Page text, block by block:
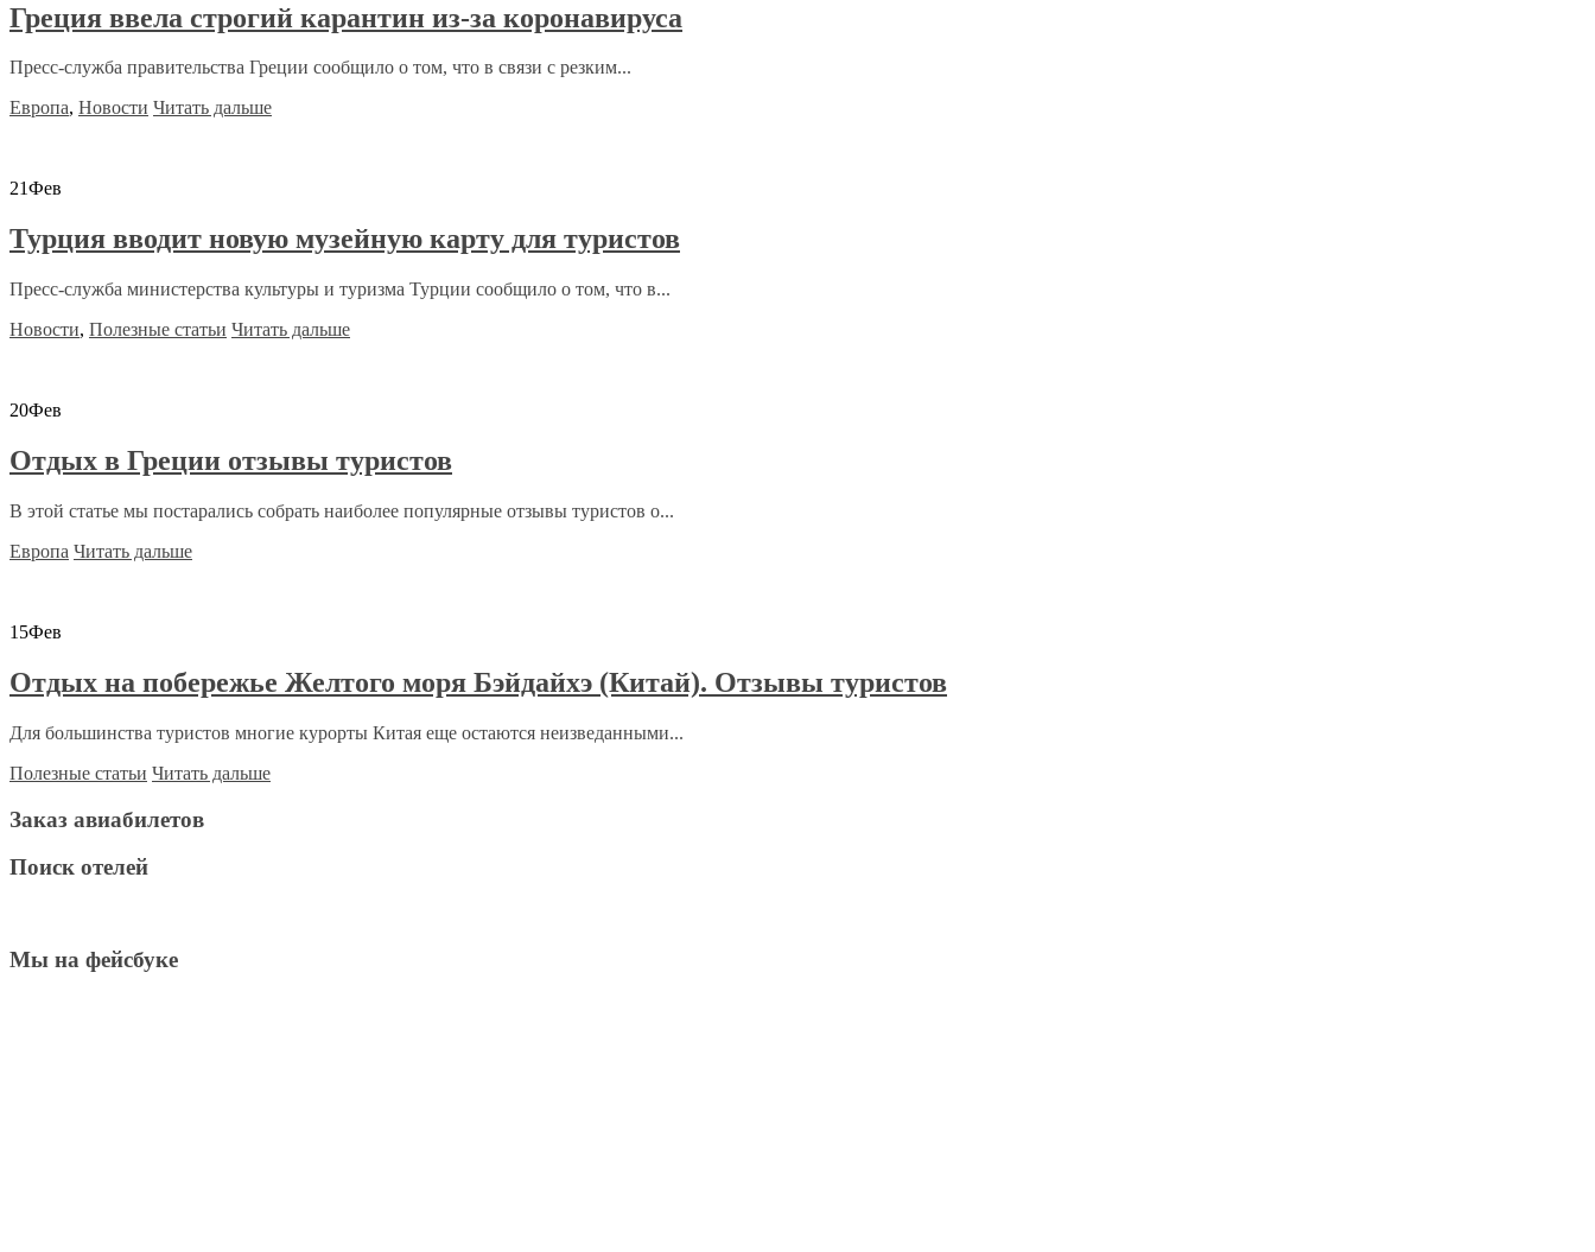
Греция ввела строгий карантин из-за коронавируса
Пресс-служба правительства Греции сообщило о том, что в связи с резким...
Европа, Новости Читать дальше
21Фев
Турция вводит новую музейную карту для туристов
Пресс-служба министерства культуры и туризма Турции сообщило о том, что в...
Новости, Полезные статьи Читать дальше
20Фев
Отдых в Греции отзывы туристов
В этой статье мы постарались собрать наиболее популярные отзывы туристов о...
Европа Читать дальше
15Фев
Отдых на побережье Желтого моря Бэйдайхэ (Китай). Отзывы туристов
Для большинства туристов многие курорты Китая еще остаются неизведанными...
Полезные статьи Читать дальше
Заказ авиабилетов
Поиск отелей
Мы на фейсбуке